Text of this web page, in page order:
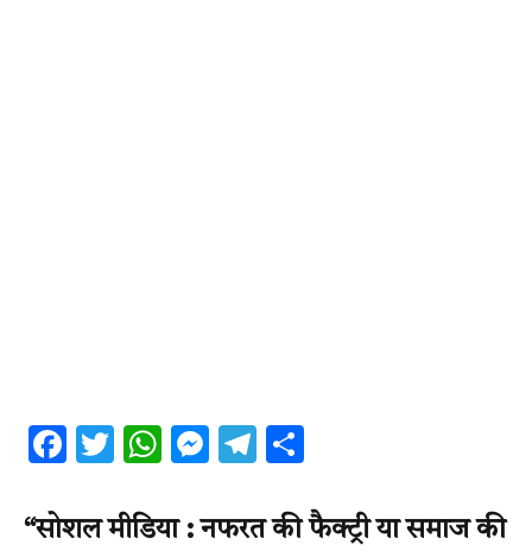
Facebook
Twitter
WhatsApp
Messenger
Telegram
“सोशल मीडिया : नफरत की फैक्ट्री या समाज की